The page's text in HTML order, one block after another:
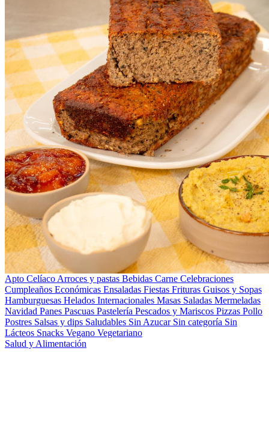
Apto Celíaco Arroces y pastas Bebidas Carne Celebraciones
Cumpleaños Económicas Ensaladas Fiestas Frituras Guisos y Sopas
Hamburguesas Helados Internacionales Masas Saladas Mermeladas
Navidad Panes Pascuas Pastelería Pescados y Mariscos Pizzas Pollo
Postres Salsas y dips Saludables Sin Azucar Sin categoría Sin
Lácteos Snacks Vegano Vegetariano
Salud y Alimentación